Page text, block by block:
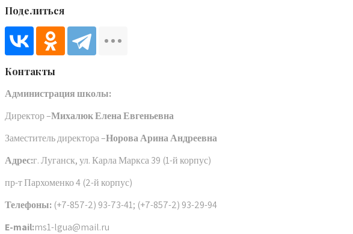
Поделиться
Контакты
Администрация школы:
Директор –Михалюк Елена Евгеньевна
Заместитель директора –Норова Арина Андреевна
Адрес:г. Луганск, ул. Карла Маркса 39 (1-й корпус)
пр-т Пархоменко 4 (2-й корпус)
Телефоны: (+7-857-2) 93-73-41; (+7-857-2) 93-29-94
E-mail:ms1-lgua@mail.ru